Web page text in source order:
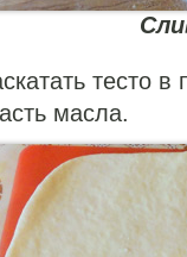
тесто
масла.